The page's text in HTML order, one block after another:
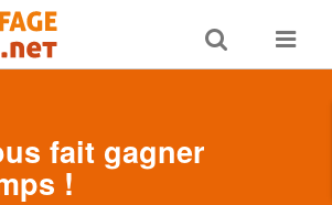
Toggle
search
Toggle
fait gagner
!